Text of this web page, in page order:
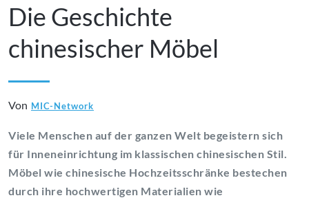
Die Geschichte
chinesischer Möbel
Von MIC-Network
Viele Menschen auf der ganzen Welt begeistern sich
für Inneneinrichtung im klassischen chinesischen Stil.
Möbel wie chinesische Hochzeitsschränke bestechen
durch ihre hochwertigen Materialien wie